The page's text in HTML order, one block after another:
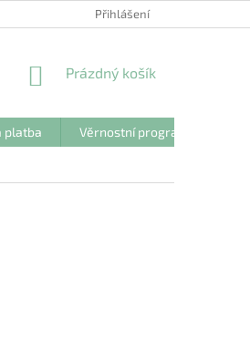
Přihlášení
NÁKUPNÍ
Prázdný košík
platba Věrnostní program